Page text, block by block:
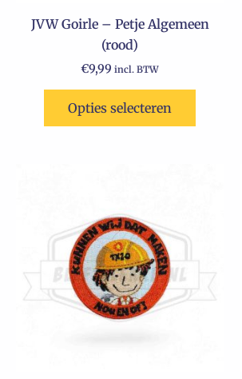
JVW Goirle – Petje Algemeen
(rood)
€9,99 incl. BTW
Opties selecteren
de
productpagina